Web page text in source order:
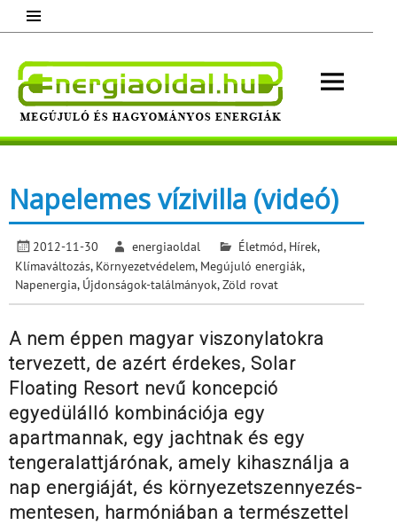
content
Megújuló és hagyományos energiák.
Napelemes vízivilla (videó)
2012-11-30 energiaoldal Életmód, Hírek,
Klímaváltozás, Környezetvédelem, Megújuló energiák,
Napenergia, Újdonságok-találmányok,Zöld rovat
A nem éppen magyar viszonylatokra
tervezett, de azért érdekes, Solar
Floating Resort nevű koncepció
egyedülálló kombinációja egy
apartmannak, egy jachtnak és egy
tengeralattjárónak, amely kihasználja a
nap energiáját, és környezetszennyezés-
mentesen, harmóniában a természettel